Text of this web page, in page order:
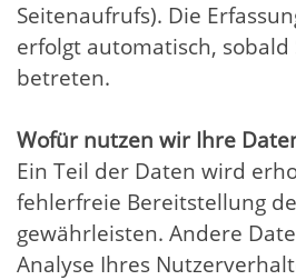
Seitenaufrufs). Die
erfolgt automatisch, sobald
betreten.
Wofür nutzen wir Ihre
Ein Teil der Daten wird
fehlerfreie Bereitstellung
gewährleisten. Andere
Analyse Ihres